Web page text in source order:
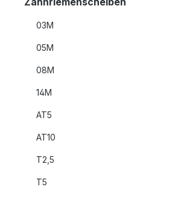
03M
05M
08M
14M
AT5
AT10
T2,5
T5